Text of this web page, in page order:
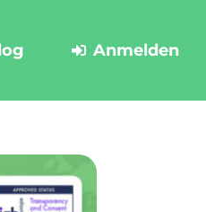
Anmelden